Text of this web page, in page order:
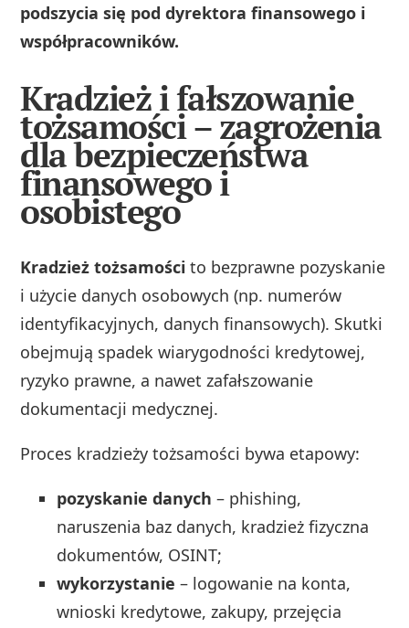
podszycia się pod dyrektora finansowego i
współpracowników.
Kradzież i fałszowanie
tożsamości – zagrożenia
dla bezpieczeństwa
finansowego i
osobistego
Kradzież tożsamości to bezprawne pozyskanie
i użycie danych osobowych (np. numerów
identyfikacyjnych, danych finansowych). Skutki
obejmują spadek wiarygodności kredytowej,
ryzyko prawne, a nawet zafałszowanie
dokumentacji medycznej.
Proces kradzieży tożsamości bywa etapowy:
pozyskanie danych – phishing,
naruszenia baz danych, kradzież fizyczna
dokumentów, OSINT;
wykorzystanie – logowanie na konta,
wnioski kredytowe, zakupy, przejęcia